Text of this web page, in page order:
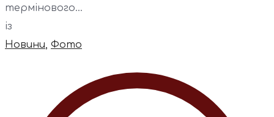
термінового...
із
Новини, Фото